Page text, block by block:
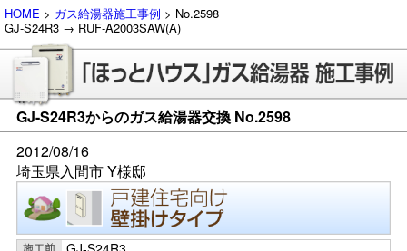
HOME > ガス給湯器施工事例 > No.2598
GJ-S24R3 → RUF-A2003SAW(A)
GJ-S24R3からのガス給湯器交換 No.2598
2012/08/16
埼玉県入間市 Y様邸